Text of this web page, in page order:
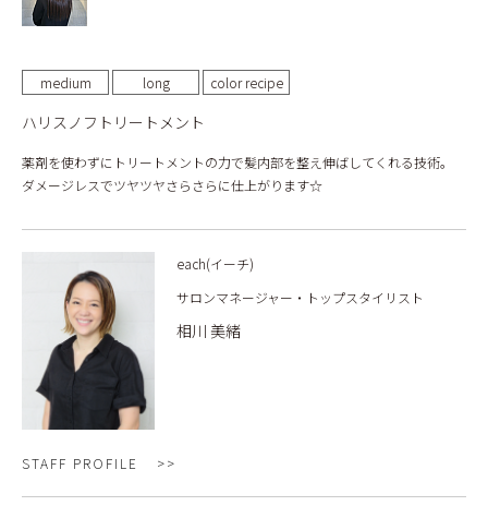
medium long color recipe
ハリスノフトリートメント
薬剤を使わずにトリートメントの力で髪内部を整え伸ばしてくれる技術。
ダメージレスでツヤツヤさらさらに仕上がります☆
each(イーチ)
サロンマネージャー・トップスタイリスト
相川 美緒
STAFF PROFILE